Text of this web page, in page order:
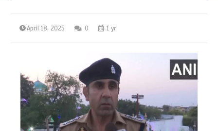
April 18, 2025 0 1 yr